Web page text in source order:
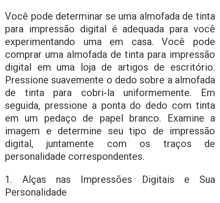
Você pode determinar se uma almofada de tinta
para impressão digital é adequada para você
experimentando uma em casa. Você pode
comprar uma almofada de tinta para impressão
digital em uma loja de artigos de escritório.
Pressione suavemente o dedo sobre a almofada
de tinta para cobri-la uniformemente. Em
seguida, pressione a ponta do dedo com tinta
em um pedaço de papel branco. Examine a
imagem e determine seu tipo de impressão
digital, juntamente com os traços de
personalidade correspondentes.
1. Alças nas Impressões Digitais e Sua
Personalidade